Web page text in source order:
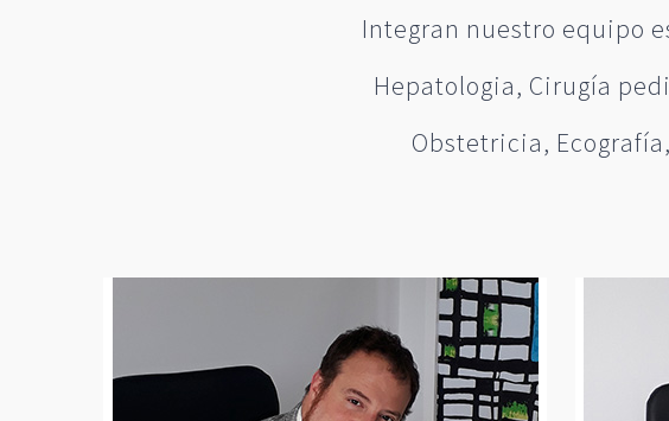
Integran nuestro equipo
Hepatologia, Cirugía
Obstetricia,